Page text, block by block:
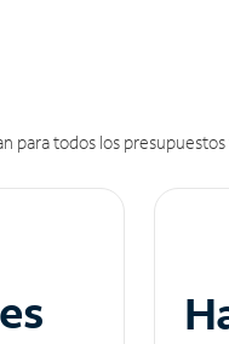
para todos los presupuestos